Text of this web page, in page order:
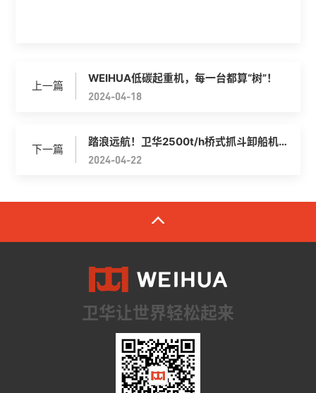
上一篇
WEIHUA低碳起重机，每一台都算“树”！
2024-04-18
下一篇
踏浪远航！卫华2500t/h桥式抓斗卸船机
正式发运
2024-04-22
卫华让世界轻松起来